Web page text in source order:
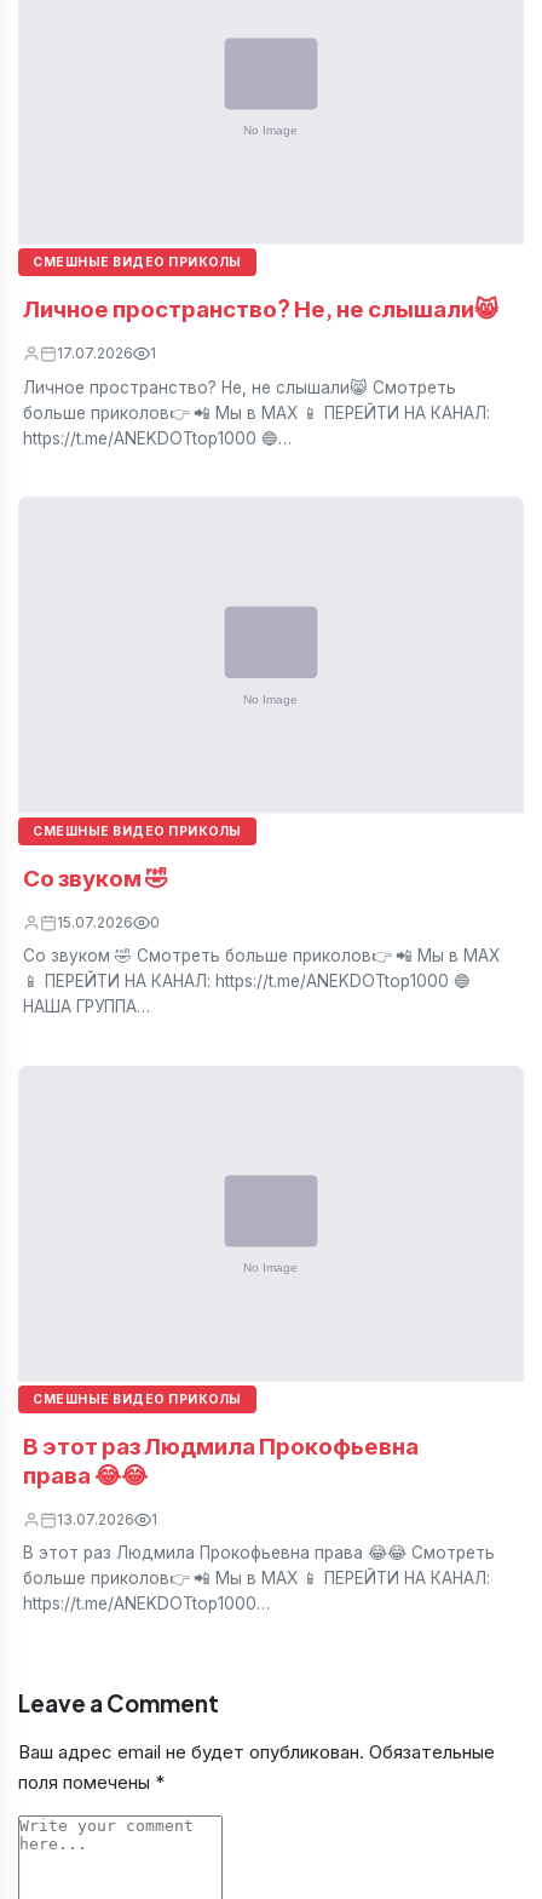
СМЕШНЫЕ ВИДЕО ПРИКОЛЫ
Личное пространство? Не, не слышали😸
17.07.2026 1
Личное пространство? Не, не слышали😸 Смотреть
больше приколов👉 📲 Мы в МАХ 📱 ПЕРЕЙТИ НА КАНАЛ:
https://t.me/ANEKDOTtop1000 🔵…
СМЕШНЫЕ ВИДЕО ПРИКОЛЫ
Со звуком 🤣
15.07.2026 0
Со звуком 🤣 Смотреть больше приколов👉 📲 Мы в МАХ
📱 ПЕРЕЙТИ НА КАНАЛ: https://t.me/ANEKDOTtop1000 🔵
НАША ГРУППА…
СМЕШНЫЕ ВИДЕО ПРИКОЛЫ
В этот раз Людмила Прокофьевна
права 😂😂
13.07.2026 1
В этот раз Людмила Прокофьевна права 😂😂 Смотреть
больше приколов👉 📲 Мы в МАХ 📱 ПЕРЕЙТИ НА КАНАЛ:
https://t.me/ANEKDOTtop1000…
Leave a Comment
Ваш адрес email не будет опубликован. Обязательные
поля помечены *
Comment